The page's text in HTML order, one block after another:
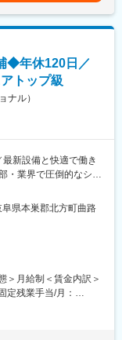
動への参画
関連機器等の部品全
しながらプロジェク
外との信頼構築や交
規施策にも積極的に挑
でも着実に成長でき
◆年休120日／
トップ級
ナル）
新設備と快適で働き
・業界で圧倒的なシェ
工場長候補』として整
験を積んでいただき
としてご活躍いただ
県本巣郡北方町曲路
＞月給制＜賃金内訳＞
定残業手当/月：